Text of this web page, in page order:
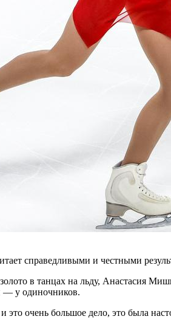
справедливыми и честными
в танцах на льду, Анастасия
— у одиночников.
это очень большое дело, это была